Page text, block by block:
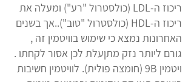
ריכוז ה-LDL (כולסטרול "רע") ומעלה את
ריכוז ה-HDL (כולסטרול "טוב")..אך בשנים
האחרונות נמצא כי שימוש בוויטמין זה ,
גורם ליותר נזק מתןעלת לכן אסור לקחתו .
ויטמין 9B (חומצה פולית). לוויטמין חשיבות